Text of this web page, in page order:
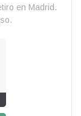
en Madrid.